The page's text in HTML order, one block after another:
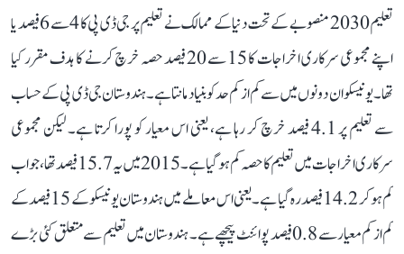
تعلیم 2030 منصوبے کے تحت دنیا کے ممالک نے تعلیم پر جی ڈی پی کا 4 سے 6 فیصد یا
اپنے مجموعی سرکاری اخراجات کا 15 سے 20 فیصد حصہ خرچ کرنے کا ہدف مقرر کیا
تھا۔ یونیسکو ان دونوں میں سے کم از کم حد کو بنیاد مانتا ہے۔ ہندوستان جی ڈی پی کے حساب
سے تعلیم پر 4.1 فیصد خرچ کر رہا ہے، یعنی اس معیار کو پورا کرتا ہے۔ لیکن مجموعی
سرکاری اخراجات میں تعلیم کا حصہ کم ہو گیا ہے۔ 2015 میں یہ 15.7 فیصد تھا، جو اب
کم ہو کر 14.2 فیصد رہ گیا ہے۔ یعنی اس معاملے میں ہندوستان یونیسکو کے 15 فیصد کے
کم از کم معیار سے 0.8 فیصد پوائنٹ پیچھے ہے۔ ہندوستان میں تعلیم سے متعلق کئی بڑے